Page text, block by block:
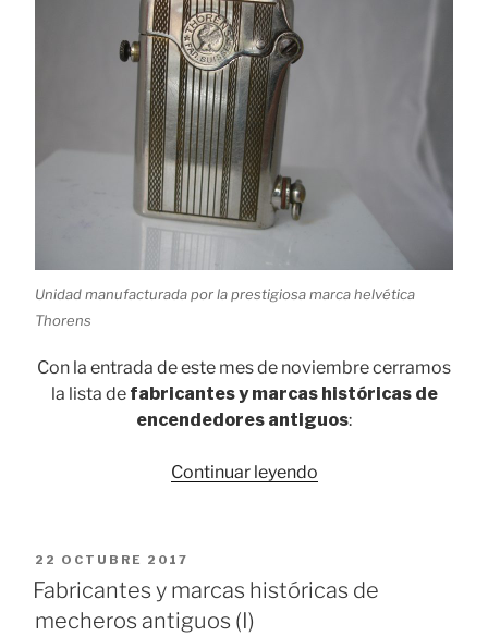
Unidad manufacturada por la prestigiosa marca helvética
Thorens
Con la entrada de este mes de noviembre cerramos
la lista de fabricantes y marcas históricas de
encendedores antiguos:
Continuar leyendo«Fabricantes
mecheros
PUBLICADO
EL
22 OCTUBRE 2017
Fabricantes y marcas históricas de
mecheros antiguos (I)